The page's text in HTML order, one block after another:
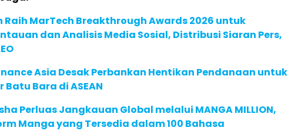
Raih MarTech Breakthrough Awards 2026 untuk
dan Analisis Media Sosial, Distribusi Siaran Pers,
Asia Desak Perbankan Hentikan Pendanaan untuk
Batu Bara di ASEAN
Perluas Jangkauan Global melalui MANGA MILLION,
Manga yang Tersedia dalam 100 Bahasa